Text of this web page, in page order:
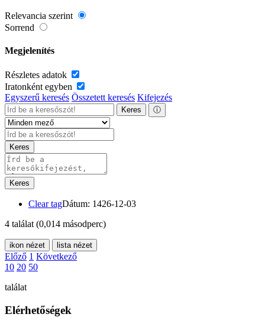
Relevancia szerint
Sorrend
Megjelenítés
Részletes adatok
Iratonként egyben
Egyszerű keresés Összetett keresés Kifejezés
Keres ⓘ
Keres
Keres
Clear tagDátum: 1426-12-03
4 találat (0,014 másodperc)
ikon nézet lista nézet
Előző 1 Következő
10 20 50
találat
Elérhetőségek